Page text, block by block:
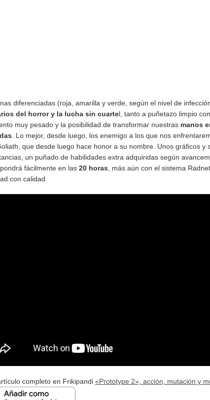
diferenciadas (roja, amarilla y verde, según el nivel de
del horror y la lucha sin cuartel, tanto a puñetazo limpio
muy pesado y la posibilidad de transformar nuestrasmanos
. Lo mejor, desde luego, los enemigo a los que nos
que desde luego hace honor a su nombre. Unos gráficos y
un puñado de habilidades extra adquiridas según
fácilmente en las 20 horas , más aún con el sistema
con calidad.
completo en Frikipandi «Prototype 2», acción, mutación y